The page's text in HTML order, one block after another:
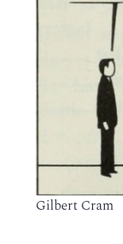
Gilbert Cram